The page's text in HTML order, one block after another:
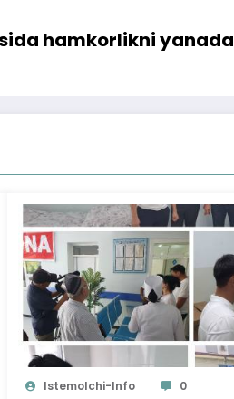
hamkorlikni yanada
Istemolchi-Info 0